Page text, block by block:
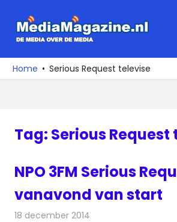
naar
media
over
Home Serious Request televise
Tag: Serious Request
NPO 3FM Serious
vanavond van start
18 december 2014